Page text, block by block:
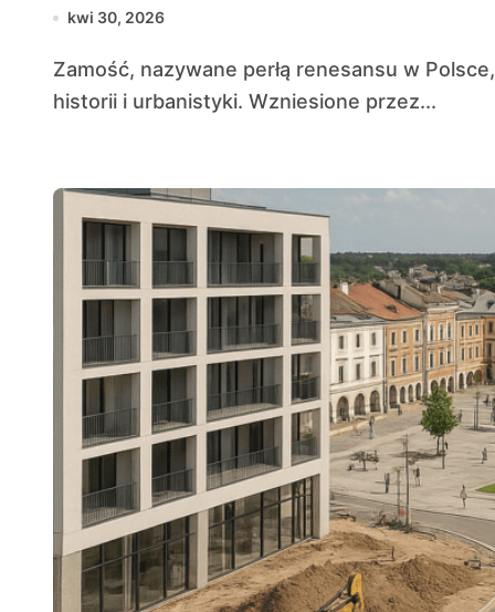
kwi 30, 2026
Zamość, nazywane perłą renesansu w Polsce, zachwyca harmonijnym połączeniem sztuki,
historii i urbanistyki. Wzniesione przez...